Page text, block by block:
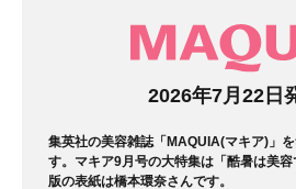
2026年7月22日
集英社の美容雑誌「MAQUIA(マキア)」
す。マキア9月号の大特集は「酷暑は美
版の表紙は橋本環奈さんです。